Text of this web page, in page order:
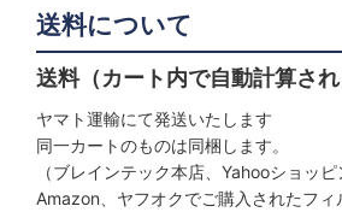
送料について
送料（カート内で自動計算され
ヤマト運輸にて発送いたします
同一カートのものは同梱します。
（ブレインテック本店、Yahooショッピ
Amazon、ヤフオクでご購入されたフィ